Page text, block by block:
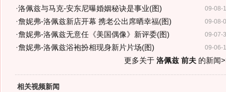
09-08-
·洛佩兹与马克-安东尼曝婚姻秘诀是事业(图)
09-08-
·詹妮弗-洛佩兹新店开幕 携老公出席晒幸福(图)
09-07-
·詹妮弗-洛佩兹无意任《美国偶像》新评委(图)
09-06-
·詹妮弗-洛佩兹浴袍扮相现身新片片场(图)
更多关于 洛佩兹 前夫的新闻
相关视频新闻